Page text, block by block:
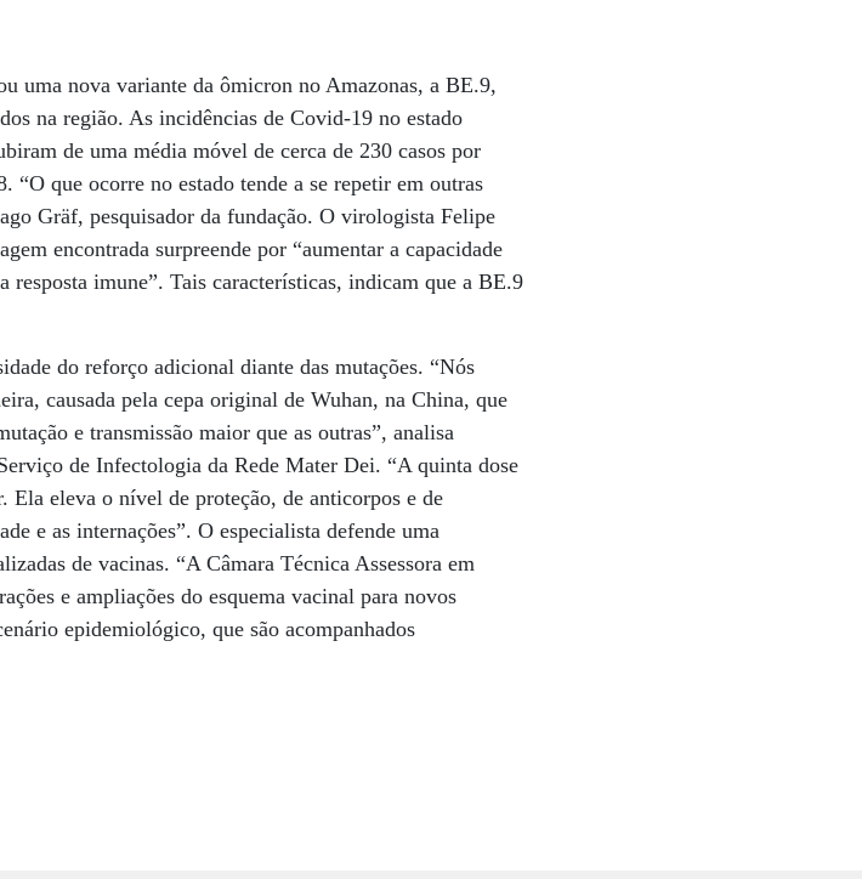
uma nova variante da ômicron no Amazonas, a BE.9,
na região. As incidências de Covid-19 no estado
de uma média móvel de cerca de 230 casos por
que ocorre no estado tende a se repetir em outras
Gräf, pesquisador da fundação. O virologista Felipe
encontrada surpreende por “aumentar a capacidade
imune”. Tais características, indicam que a BE.9
do reforço adicional diante das mutações. “Nós
causada pela cepa original de Wuhan, na China, que
e transmissão maior que as outras”, analisa
de Infectologia da Rede Mater Dei. “A quinta dose
Ela eleva o nível de proteção, de anticorpos e de
e as internações”. O especialista defende uma
de vacinas. “A Câmara Técnica Assessora em
e ampliações do esquema vacinal para novos
epidemiológico, que são acompanhados